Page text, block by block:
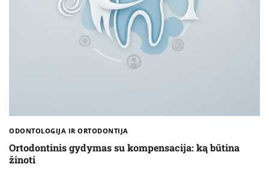
ODONTOLOGIJA IR ORTODONTIJA
Ortodontinis gydymas su kompensacija: ką būtina
žinoti